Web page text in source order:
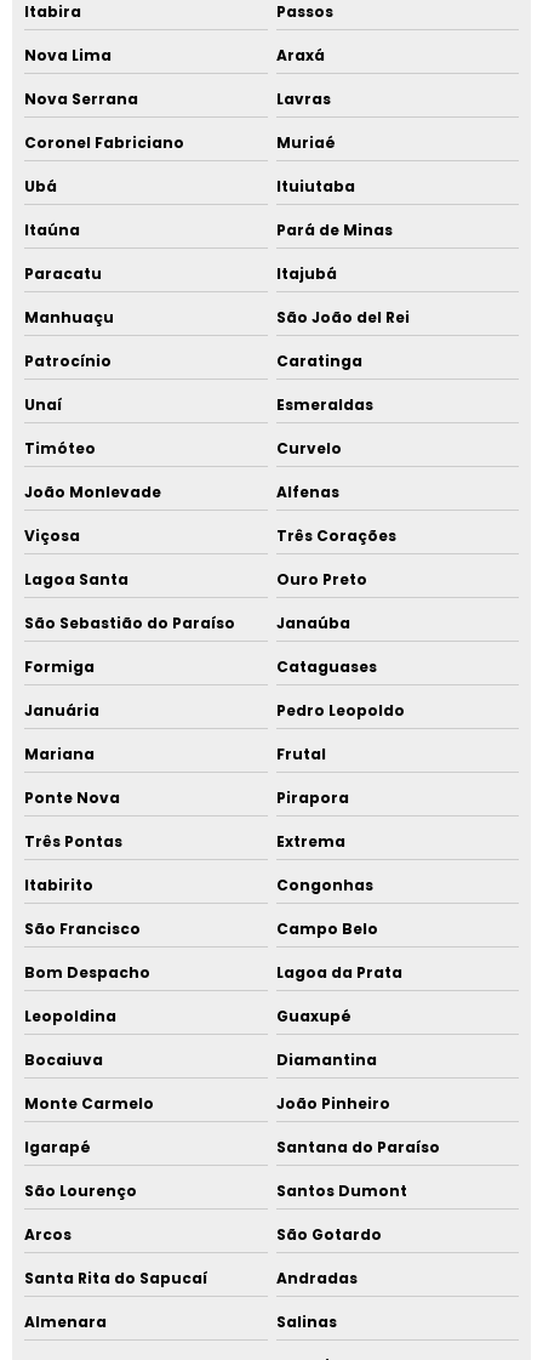
Itabira Passos
Nova Lima Araxá
Nova Serrana Lavras
Coronel Fabriciano Muriaé
Ubá Ituiutaba
Itaúna Pará de Minas
Paracatu Itajubá
Manhuaçu São João del Rei
Patrocínio Caratinga
Unaí Esmeraldas
Timóteo Curvelo
João Monlevade Alfenas
Viçosa Três Corações
Lagoa Santa Ouro Preto
São Sebastião do Paraíso Janaúba
Formiga Cataguases
Januária Pedro Leopoldo
Mariana Frutal
Ponte Nova Pirapora
Três Pontas Extrema
Itabirito Congonhas
São Francisco Campo Belo
Bom Despacho Lagoa da Prata
Leopoldina Guaxupé
Bocaiuva Diamantina
Monte Carmelo João Pinheiro
Igarapé Santana do Paraíso
São Lourenço Santos Dumont
Arcos São Gotardo
Santa Rita do Sapucaí Andradas
Almenara Salinas